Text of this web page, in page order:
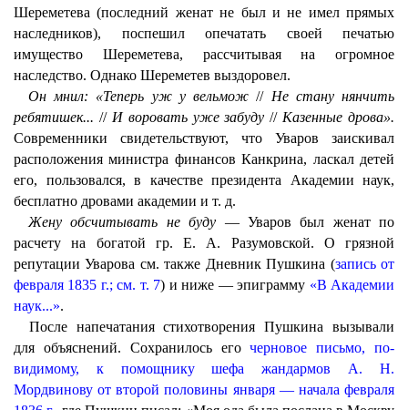
Шереметева (последний женат не был и не имел прямых
наследников), поспешил опечатать своей печатью
имущество Шереметева, рассчитывая на огромное
наследство. Однако Шереметев выздоровел.
Он мнил: «Теперь уж у вельмож//Не стану нянчить
ребятишек... //И воровать уже забуду // Казенные дрова».
Современники свидетельствуют, что Уваров заискивал
расположения министра финансов Канкрина, ласкал детей
его, пользовался, в качестве президента Академии наук,
бесплатно дровами академии и т. д.
Жену обсчитывать не буду — Уваров был женат по
расчету на богатой гр. Е. А. Разумовской. О грязной
репутации Уварова см. также Дневник Пушкина (запись от
февраля 1835 г.; см. т. 7) и ниже — эпиграмму «В Академии
наук...».
После напечатания стихотворения Пушкина вызывали
для объяснений. Сохранилось егочерновое письмо, по-
видимому, к помощнику шефа жандармов А. H.
Мордвинову от второй половины января — начала февраля